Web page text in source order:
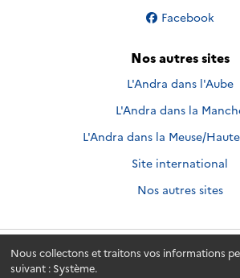
Nous collectons et traitons vos informations
suivant : Système.
Nous suivre sur
Facebook
Nos autres sites
L'Andra dans l'Aube
L'Andra dans la
L'Andra dans la Meuse/
Site international
Nos autres sites
Andra.fr © 2026 - Andra. Tous